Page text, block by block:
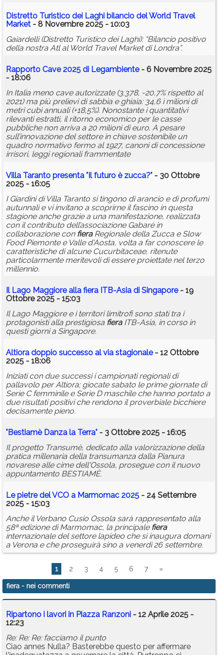
Distretto Turistico dei Laghi bilancio del World Travel
Market - 8 Novembre 2025 - 10:03
Gaiardelli (Distretto Turistico dei Laghi): “Bilancio positivo
della nostra Atl al World Travel Market di Londra”.
Rapporto Cave 2025 di Legambiente- 6 Novembre 2025
- 18:06
In Italia meno cave autorizzate (3.378, -20,7% rispetto al
2021) ma più prelievi di sabbia e ghiaia: 34,6 i milioni di
metri cubi annuali (+18,5%). Nonostante i quantitativi
rilevanti estratti, il ritorno economico per le casse
pubbliche non arriva a 20 milioni di euro. A pesare
sull’innovazione del settore in chiave sostenibile un
quadro normativo fermo al 1927, canoni di concessione
irrisori, leggi regionali frammentate
Villa Taranto presenta "Il futuro è zucca?" - 30 Ottobre
2025 - 16:05
I Giardini di Villa Taranto si tingono di arancio e di profumi
autunnali e vi invitano a scoprirne il fascino in questa
stagione anche grazie a una manifestazione, realizzata
con il contributo dell’associazione Gabaré in
collaborazione con fieraRegionale della Zucca e Slow
Food Piemonte e Valle d'Aosta, volta a far conoscere le
caratteristiche di alcune Cucurbitaceae, ritenute
particolarmente meritevoli di essere proiettate nel terzo
millennio.
Il Lago Maggiore alla fiera ITB-Asia di Singapore- 19
Ottobre 2025 - 15:03
Il Lago Maggiore e i territori limitrofi sono stati tra i
protagonisti alla prestigiosa fieraITB-Asia, in corso in
questi giorni a Singapore.
Altiora doppio successo al via stagionale- 12 Ottobre
2025 - 18:06
Iniziati con due successi i campionati regionali di
pallavolo per Altiora; giocate sabato le prime giornate di
Serie C femminile e Serie D maschile che hanno portato a
due risultati positivi che rendono il proverbiale bicchiere
decisamente pieno.
"Bestiamè Danza la Terra" - 3 Ottobre 2025 - 16:05
Il progetto Transumè, dedicato alla valorizzazione della
pratica millenaria della transumanza dalla Pianura
novarese alle cime dell'Ossola, prosegue con il nuovo
appuntamento BESTIAMÈ.
Le pietre del VCO a Marmomac 2025 - 24 Settembre
2025 - 15:03
Anche il Verbano Cusio Ossola sarà rappresentato alla
58ª edizione di Marmomac, la principale fiera
internazionale del settore lapideo che si inaugura domani
a Verona e che proseguirà sino a venerdì 26 settembre.
1 2 3 4 5 6 7 »
fiera - nei commenti
Ripartono i lavori in Piazza Ranzoni - 12 Aprile 2025 -
12:23
Re: Re: Re: facciamo il punto
Ciao annes Nulla? Basterebbe questo per affermare